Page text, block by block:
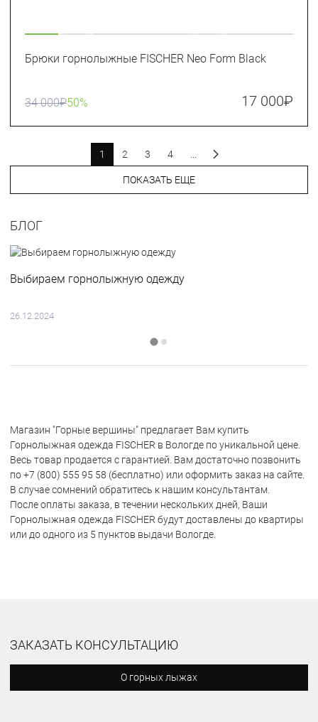
Брюки горнолыжные FISCHER Neo Form Black
34 000₽50% 17 000₽
ПОКАЗАТЬ ЕЩЕ
1 2 3 4
БЛОГ
Выбираем горнолыжную одежду
26.12.2024
Магазин "Горные вершины" предлагает Вам купить
Горнолыжная одежда FISCHER в Вологде по уникальной цене.
Весь товар продается с гарантией. Вам достаточно позвонить
по +7 (800) 555 95 58 (бесплатно) или оформить заказ на сайте.
В случае сомнений обратитесь к нашим консультантам.
После оплаты заказа, в течении нескольких дней, Ваши
Горнолыжная одежда FISCHER будут доставлены до квартиры
или до одного из 5 пунктов выдачи Вологде.
ЗАКАЗАТЬ КОНСУЛЬТАЦИЮ
О горных лыжах